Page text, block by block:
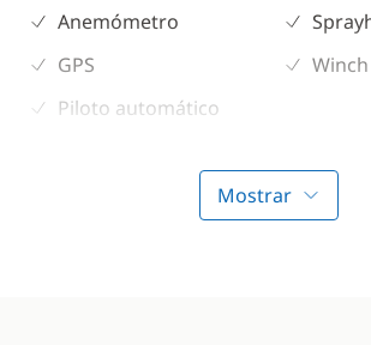
Anemómetro
GPS
Piloto automático
Mostrar